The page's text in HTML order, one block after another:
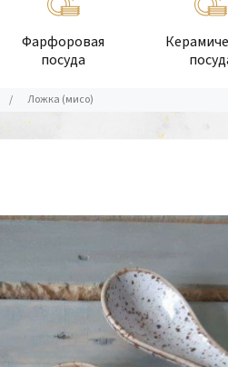
Фарфоровая
посуда
/ Ложка (мисо)